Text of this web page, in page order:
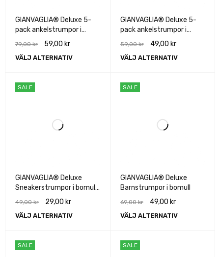
GIANVAGLIA® Deluxe 5-
pack ankelstrumpor i
bomull unisex
79,00kr 59,00 kr
VÄLJ ALTERNATIV
GIANVAGLIA® Deluxe 5-
pack ankelstrumpor i
bomull unisex
59,00kr 49,00 kr
VÄLJ ALTERNATIV
SALE
GIANVAGLIA® Deluxe
Sneakerstrumpor i bomull
49,00kr 29,00 kr
VÄLJ ALTERNATIV
SALE
GIANVAGLIA® Deluxe
Barnstrumpor i bomull
69,00kr 49,00 kr
VÄLJ ALTERNATIV
SALE SALE